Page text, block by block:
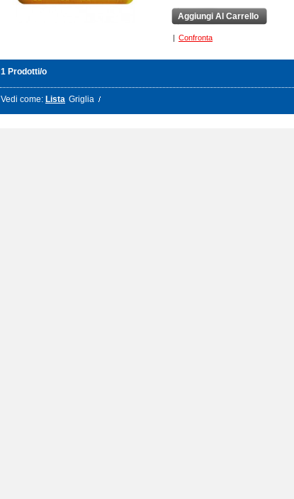
Aggiungi Al Carrello
Confronta
1 Prodotti/o
Vedi come: Lista Griglia